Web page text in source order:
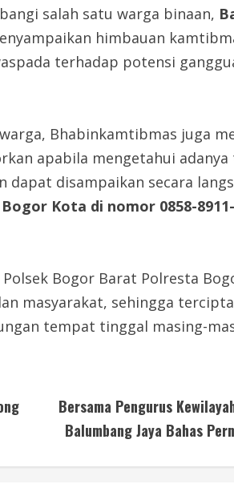
salah satu warga binaan,
himbauan
terhadap potensi
Bhabinkamtibmas juga
apabila mengetahui
dapat disampaikan secara
Kota di nomor 0858-
Bogor Barat Polresta
masyarakat, sehingga
tempat tinggal masing-
Bersama Pengurus
Balumbang Jaya Bahas